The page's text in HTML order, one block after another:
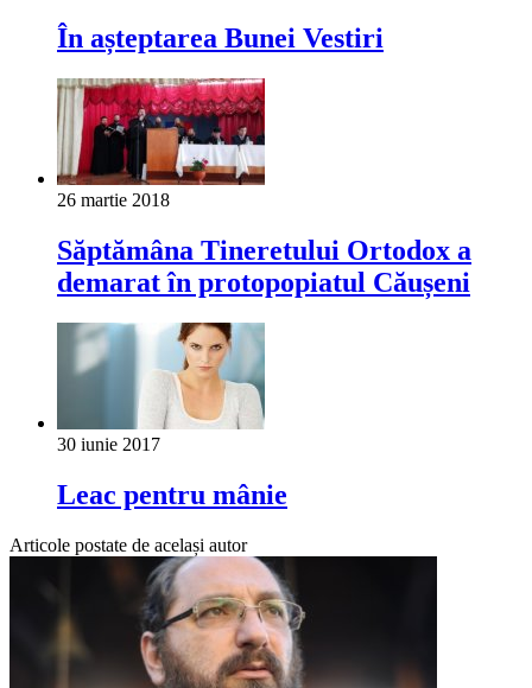
În așteptarea Bunei Vestiri
26 martie 2018
Săptămâna Tineretului Ortodox a
demarat în protopopiatul Căușeni
30 iunie 2017
Leac pentru mânie
Articole postate de același autor